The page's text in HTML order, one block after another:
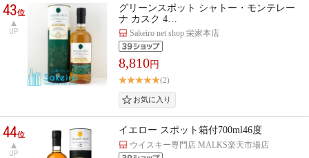
43位
UP
グリーンスポット シャトー・モンテレー
ナ カスク 4…
Sakeiro net shop 栄家本店
8,810円
(2)
44位
UP
イエロー スポット箱付700ml46度
ウイスキー専門店 MALKS楽天市場店